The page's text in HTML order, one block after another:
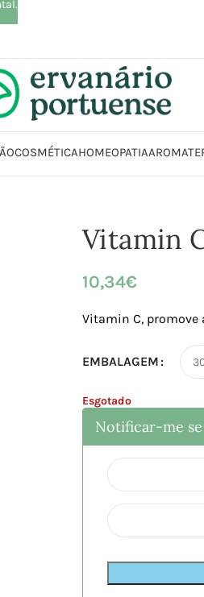
COSMÉTICAHOMEOPATIA
Vitamin
10,34€
Vitamin C,
EMBALAGEM
Esgotado
Notificar-me